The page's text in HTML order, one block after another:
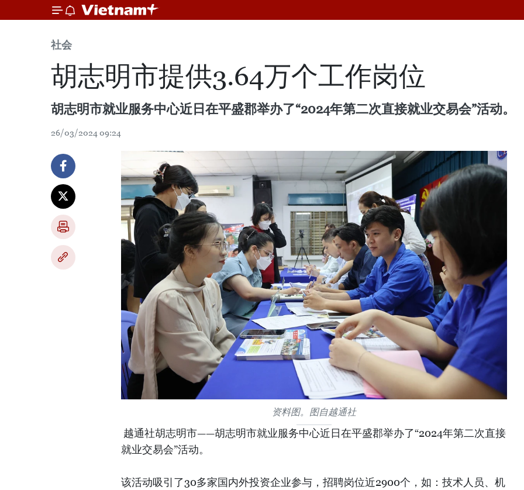
社会
胡志明市提供3.64万个工作岗位
胡志明市就业服务中心近日在平盛郡举办了“2024年第二次直接就业交易会”活动。
26/03/2024 09:24
资料图。图自越通社
越通社胡志明市——胡志明市就业服务中心近日在平盛郡举办了“2024年第二次直接
就业交易会”活动。
该活动吸引了30多家国内外投资企业参与，招聘岗位近2900个，如：技术人员、机